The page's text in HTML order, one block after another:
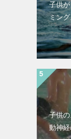
子供
ミン
子供
動神